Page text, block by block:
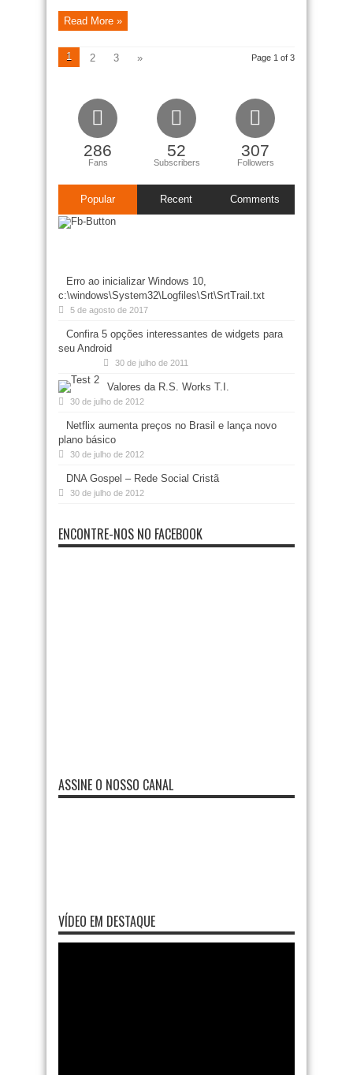
Read More »
Page 1 of 3
1 2 3 »
286
Fans
52
Subscribers
307
Followers
Popular Recent Comments
Erro ao inicializar Windows 10,
c:\windows\System32\Logfiles\Srt\SrtTrail.txt
5 de agosto de 2017
Confira 5 opções interessantes de widgets para
seu Android
30 de julho de 2011
Valores da R.S. Works T.I.
30 de julho de 2012
Netflix aumenta preços no Brasil e lança novo
plano básico
30 de julho de 2012
DNA Gospel – Rede Social Cristã
30 de julho de 2012
ENCONTRE-NOS NO FACEBOOK
ASSINE O NOSSO CANAL
VÍDEO EM DESTAQUE